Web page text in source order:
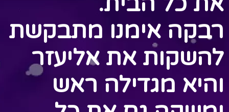
רבקה אימנו מתבקשת
להשקות את אליעזר
והיא מגדילה ראש